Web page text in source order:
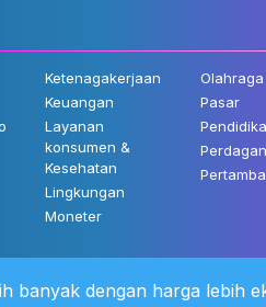
Ketenagakerjaan
Keuangan
Layanan
konsumen &
Kesehatan
Lingkungan
Moneter
Olahraga
Pasar
©2022 Katadata. Hak
banyak dengan harga lebih